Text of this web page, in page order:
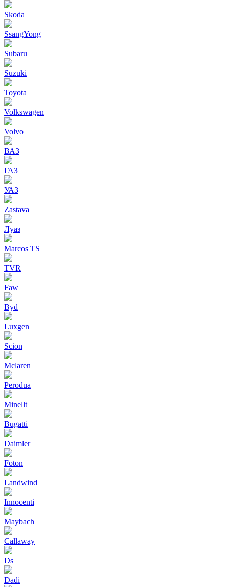
Skoda
SsangYong
Subaru
Suzuki
Toyota
Volkswagen
Volvo
ВАЗ
ГАЗ
УАЗ
Zastava
Луаз
Marcos TS
TVR
Faw
Byd
Luxgen
Scion
Mclaren
Perodua
Minellt
Bugatti
Daimler
Foton
Landwind
Innocenti
Maybach
Callaway
Ds
Dadi